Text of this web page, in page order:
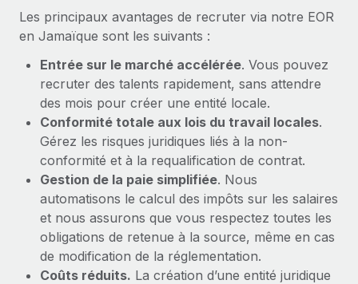
Les principaux avantages de recruter via notre EOR
en Jamaïque sont les suivants :
Entrée sur le marché accélérée. Vous pouvez
recruter des talents rapidement, sans attendre
des mois pour créer une entité locale.
Conformité totale aux lois du travail locales.
Gérez les risques juridiques liés à la non-
conformité et à la requalification de contrat.
Gestion de la paie simplifiée. Nous
automatisons le calcul des impôts sur les salaires
et nous assurons que vous respectez toutes les
obligations de retenue à la source, même en cas
de modification de la réglementation.
Coûts réduits. La création d’une entité juridique